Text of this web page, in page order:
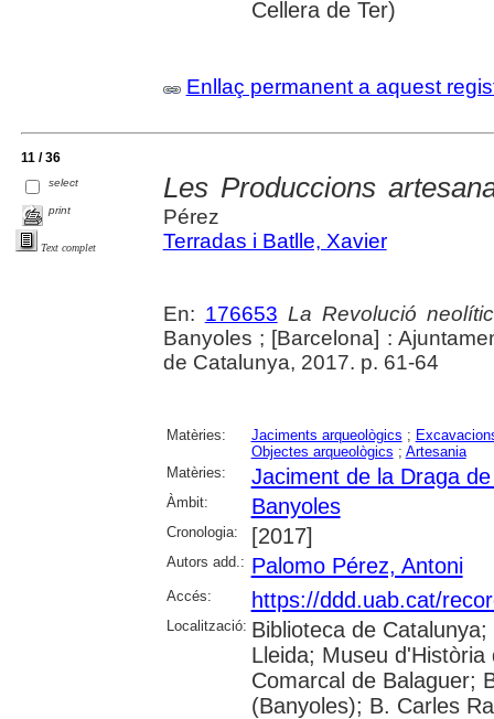
Cellera de Ter)
Enllaç permanent a aquest
11 / 36
select
print
Text complet
Les Produccions
Pérez
Terradas i Batlle, Xavier
En: 176653 La Revolució
Banyoles ; [Barcelona] :
de Catalunya, 2017. p. 61-64
Matèries: Jaciments arqueològics ;
Objectes arqueològics ; Artesania
Matèries:
Jaciment de la Draga
Àmbit: Banyoles
Cronologia: [2017]
Autors add.: Palomo Pérez, Antoni
Accés: https://ddd.uab.cat/
Localització: Biblioteca de
Lleida; Museu
Comarcal de Balaguer;
(Banyoles); B. Carles